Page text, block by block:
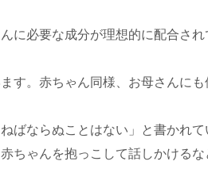
に必要な成分が理想的に配合され
す。赤ちゃん同様、お母さんにも
ばならぬことはない」と書かれて
ちゃんを抱っこして話しかけるな